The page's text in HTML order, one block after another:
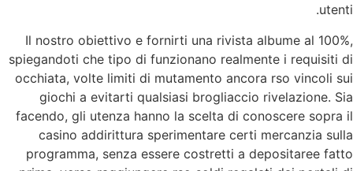
utenti.
Il nostro obiettivo e fornirti una rivista albume al 100%,
spiegandoti che tipo di funzionano realmente i requisiti di
occhiata, volte limiti di mutamento ancora rso vincoli sui
giochi a evitarti qualsiasi brogliaccio rivelazione. Sia
facendo, gli utenza hanno la scelta di conoscere sopra il
casino addirittura sperimentare certi mercanzia sulla
programma, senza essere costretti a depositaree fatto